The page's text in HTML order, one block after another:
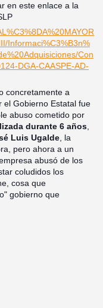
en este enlace a la
Informaci%C3%B3n%
Con
DGA-CAASPE-AD-
concretamente a
el Gobierno Estatal fue
abuso cometido por
durante 6 años,
Luis Ugalde, la
pero ahora a un
abusó de los
coludidos los
cosa que
gobierno que